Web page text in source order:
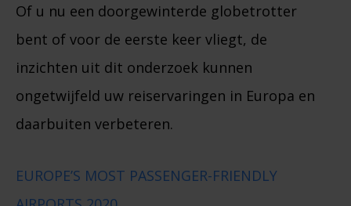
Of u nu een doorgewinterde globetrotter
bent of voor de eerste keer vliegt, de
inzichten uit dit onderzoek kunnen
ongetwijfeld uw reiservaringen in Europa en
daarbuiten verbeteren.
EUROPE’S MOST PASSENGER-FRIENDLY